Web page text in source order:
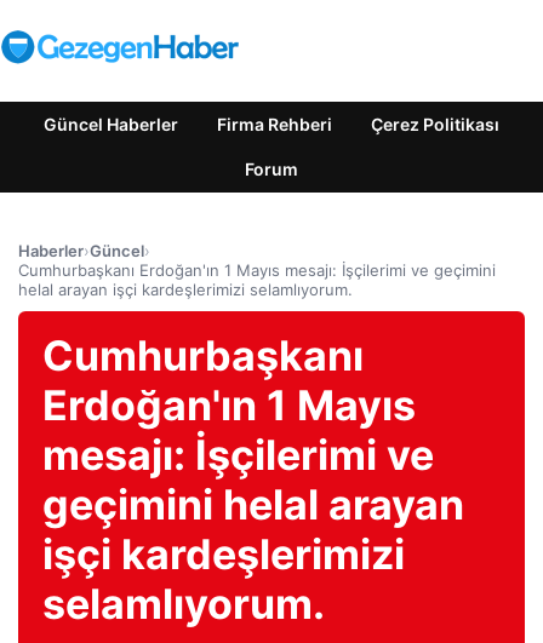
Güncel Haberler Firma Rehberi Çerez Politikası
Forum
Haberler›Güncel›
Cumhurbaşkanı Erdoğan'ın 1 Mayıs mesajı: İşçilerimi ve geçimini
helal arayan işçi kardeşlerimizi selamlıyorum.
Cumhurbaşkanı
Erdoğan'ın 1 Mayıs
mesajı: İşçilerimi ve
geçimini helal arayan
işçi kardeşlerimizi
selamlıyorum.